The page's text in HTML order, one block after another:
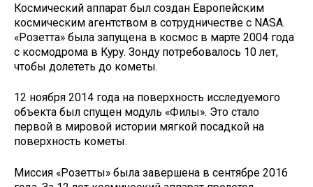
Космический аппарат был создан Европейским
космическим агентством в сотрудничестве с NASA.
«Розетта» была запущена в космос в марте 2004 года
с космодрома в Куру. Зонду потребовалось 10 лет,
чтобы долететь до кометы.
12 ноября 2014 года на поверхность исследуемого
объекта был спущен модуль «Филы». Это стало
первой в мировой истории мягкой посадкой на
поверхность кометы.
Миссия «Розетты» была завершена в сентябре 2016